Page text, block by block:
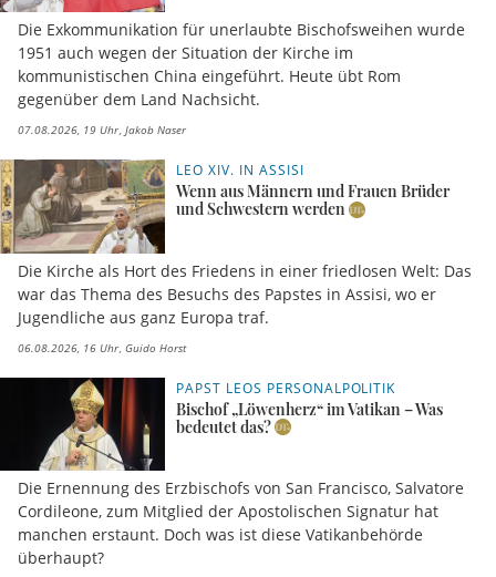
Die Exkommunikation für unerlaubte Bischofsweihen wurde
1951 auch wegen der Situation der Kirche im
kommunistischen China eingeführt. Heute übt Rom
gegenüber dem Land Nachsicht.
07.08.2026, 19 Uhr Jakob Naser
LEO XIV. IN ASSISI
Wenn aus Männern und Frauen Brüder
und Schwestern werden
Die Kirche als Hort des Friedens in einer friedlosen Welt: Das
war das Thema des Besuchs des Papstes in Assisi, wo er
Jugendliche aus ganz Europa traf.
06.08.2026, 16 Uhr Guido Horst
PAPST LEOS PERSONALPOLITIK
Bischof „Löwenherz“ im Vatikan – Was
bedeutet das?
Die Ernennung des Erzbischofs von San Francisco, Salvatore
Cordileone, zum Mitglied der Apostolischen Signatur hat
manchen erstaunt. Doch was ist diese Vatikanbehörde
überhaupt?